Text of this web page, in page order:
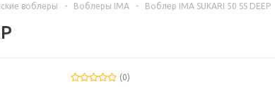
воблеры - Воблеры IMA - Воблер IMA SUKARI 50 SS DEEP
(0)